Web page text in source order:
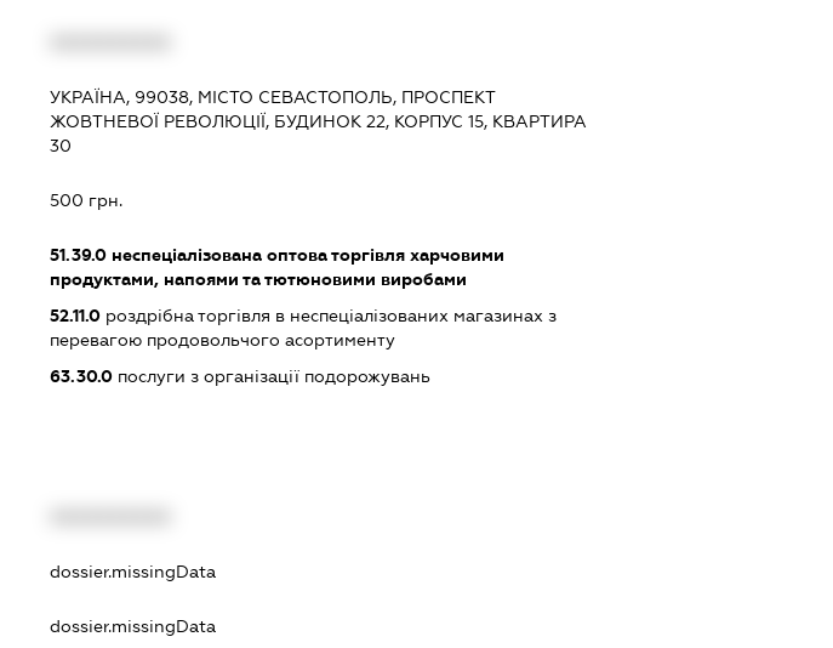
УКРАЇНА, 99038, МІСТО СЕВАСТОПОЛЬ, ПРОСПЕКТ
ЖОВТНЕВОЇ РЕВОЛЮЦІЇ, БУДИНОК 22, КОРПУС 15, КВАРТИРА
30
500 грн.
51.39.0неспеціалізована оптова торгівля харчовими
продуктами, напоями та тютюновими виробами
52.11.0роздрібна торгівля в неспеціалізованих магазинах з
перевагою продовольчого асортименту
63.30.0послуги з організації подорожувань
dossier.missingData
dossier.missingData